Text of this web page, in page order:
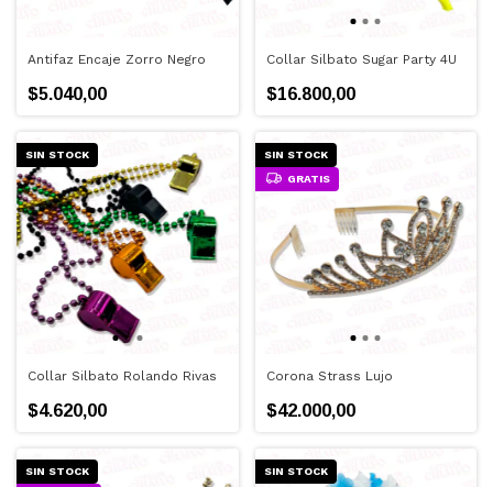
Antifaz Encaje Zorro Negro
$5.040,00
Collar Silbato Sugar Party 4U
$16.800,00
SIN STOCK
Collar Silbato Rolando Rivas
$4.620,00
SIN STOCK
GRATIS
Corona Strass Lujo
$42.000,00
SIN STOCK
SIN STOCK